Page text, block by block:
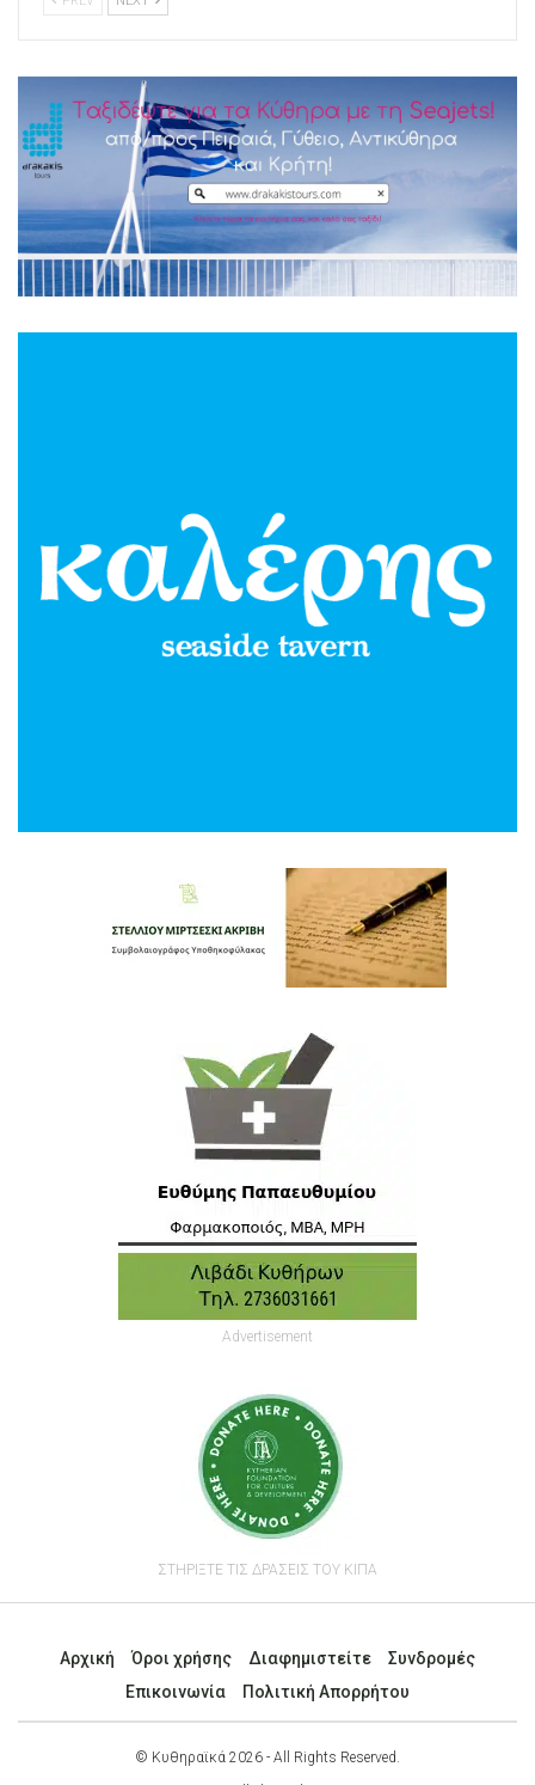
Advertisement
ΣΤΗΡΙΞΤΕ ΤΙΣ ΔΡΑΣΕΙΣ ΤΟΥ ΚΙΠΑ
Αρχική Όροι χρήσης Διαφημιστείτε
Συνδρομές
Επικοινωνία
Πολιτική Απορρήτου
© Κυθηραϊκά 2026 - All Rights Reserved.